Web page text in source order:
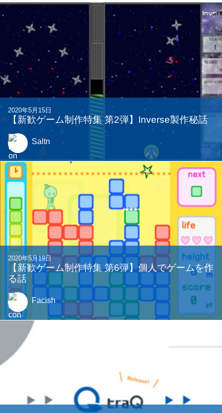
2020年5月15日
【新歓ゲーム制作特集 第2弾】Inverse製作秘話
Saltn
2020年5月19日
【新歓ゲーム制作特集 第6弾】個人でゲームを作
る話
Facish